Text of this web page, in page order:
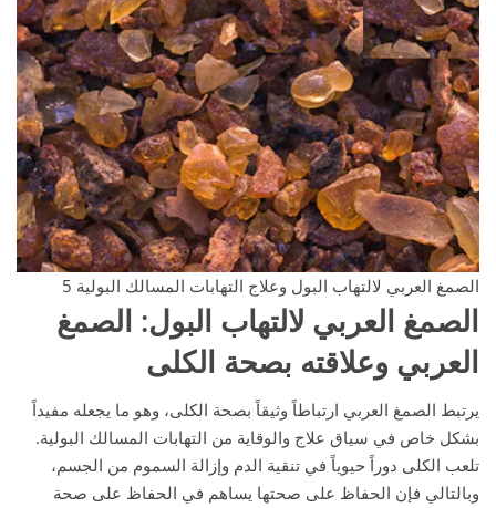
الصمغ العربي لالتهاب البول وعلاج التهابات المسالك البولية 5
الصمغ العربي لالتهاب البول: الصمغ
العربي وعلاقته بصحة الكلى
يرتبط الصمغ العربي ارتباطاً وثيقاً بصحة الكلى، وهو ما يجعله مفيداً
بشكل خاص في سياق علاج والوقاية من التهابات المسالك البولية.
تلعب الكلى دوراً حيوياً في تنقية الدم وإزالة السموم من الجسم،
وبالتالي فإن الحفاظ على صحتها يساهم في الحفاظ على صحة